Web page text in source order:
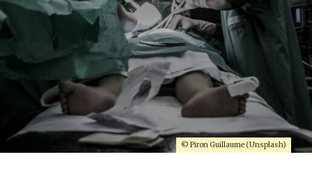
© Piron Guillaume (Unsplash)